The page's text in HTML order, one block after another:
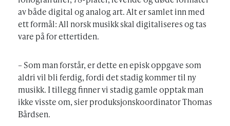
av både digital og analog art. Alt er samlet inn med
ett formål: All norsk musikk skal digitaliseres og tas
vare på for ettertiden.
– Som man forstår, er dette en episk oppgave som
aldri vil bli ferdig, fordi det stadig kommer til ny
musikk. I tillegg finner vi stadig gamle opptak man
ikke visste om, sier produksjonskoordinator Thomas
Bårdsen.